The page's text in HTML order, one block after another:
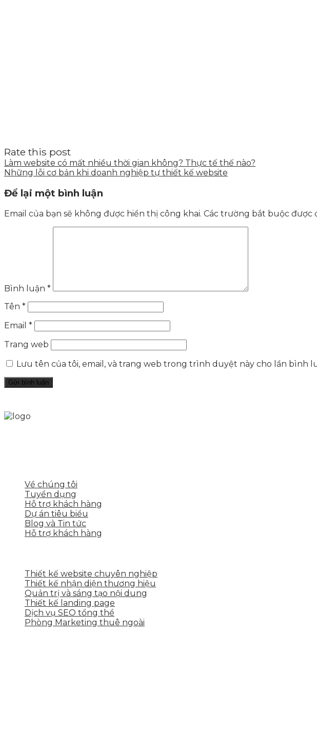
Rate this post
Làm website có mất nhiều thời gian không? Thực tế thế nào?
Những lỗi cơ bản khi doanh nghiệp tự thiết kế website
Để lại một bình luận
Email của bạn sẽ không được hiển thị công khai. Các trường bắt buộc được
Bình luận *
Tên *
Email *
Trang web
Lưu tên của tôi, email, và trang web trong trình duyệt này cho lần bình
Về chúng tôi
Tuyển dụng
Hỗ trợ khách hàng
Dự án tiêu biểu
Blog và Tin tức
Hỗ trợ khách hàng
Thiết kế website chuyên nghiệp
Thiết kế nhận diện thương hiệu
Quản trị và sáng tạo nội dung
Thiết kế landing page
Dịch vụ SEO tổng thể
Phòng Marketing thuê ngoài